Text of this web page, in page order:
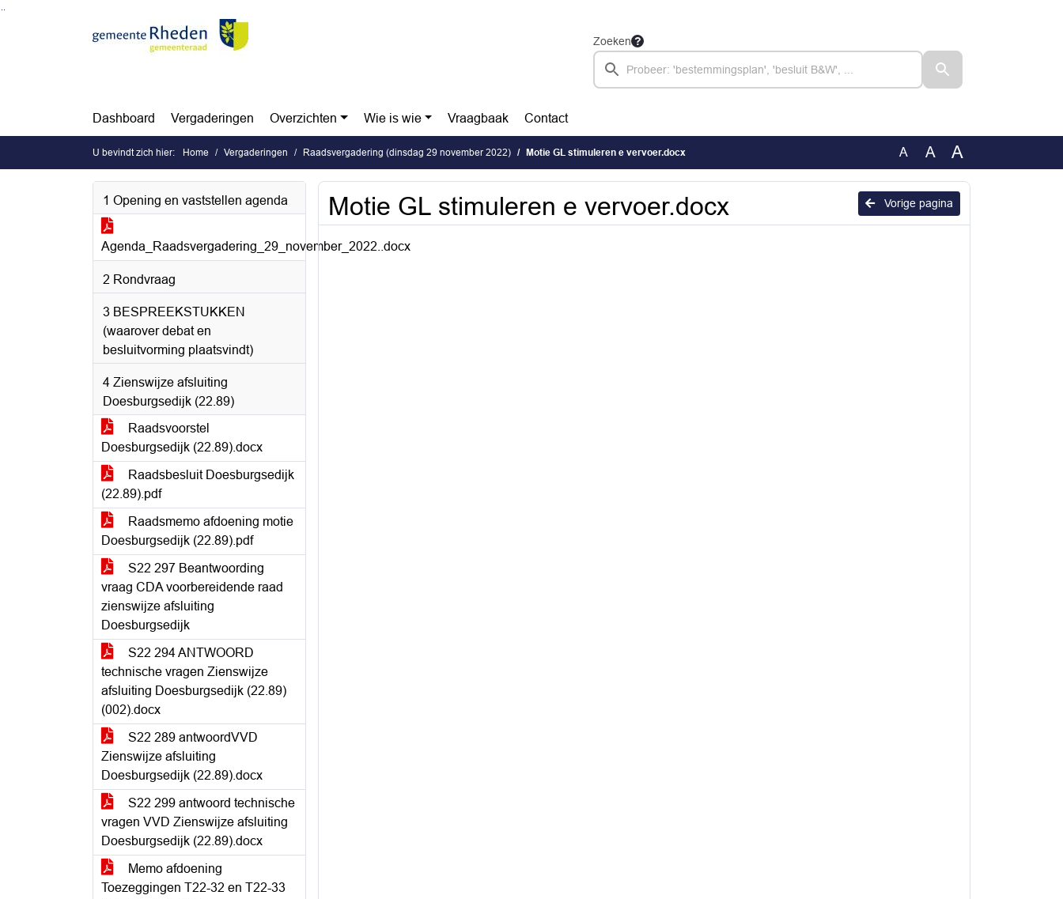
Zoeken
Dashboard Vergaderingen Overzichten Wie is wie Vraagbaak Contact
U bevindt zich hier: Home Vergaderingen Raadsvergadering (dinsdag 29 november 2022) Motie GL stimuleren e vervoer.docx A A A
1 Opening en vaststellen agenda
Agenda_Raadsvergadering_29_november_2022..docx
2 Rondvraag
3 BESPREEKSTUKKEN
(waarover debat en
besluitvorming plaatsvindt)
4 Zienswijze afsluiting
Doesburgsedijk (22.89)
Raadsvoorstel
Doesburgsedijk (22.89).docx
Raadsbesluit Doesburgsedijk
(22.89).pdf
Raadsmemo afdoening motie
Doesburgsedijk (22.89).pdf
S22 297 Beantwoording
vraag CDA voorbereidende raad
zienswijze afsluiting
Doesburgsedijk
S22 294 ANTWOORD
technische vragen Zienswijze
afsluiting Doesburgsedijk (22.89)
(002).docx
S22 289 antwoordVVD
Zienswijze afsluiting
Doesburgsedijk (22.89).docx
S22 299 antwoord technische
vragen VVD Zienswijze afsluiting
Doesburgsedijk (22.89).docx
Memo afdoening
Toezeggingen T22-32 en T22-33
Vorige pagina
Motie GL stimuleren e vervoer.docx